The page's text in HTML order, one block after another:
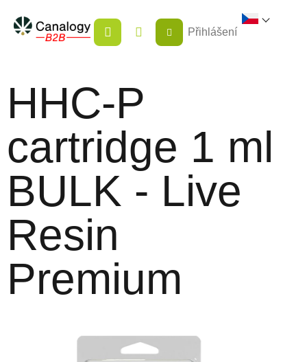
obsah
NÁKUPNÍ
KOŠÍK
Přihlášení
HHC-P
cartridge 1 ml
BULK - Live
Resin
Premium